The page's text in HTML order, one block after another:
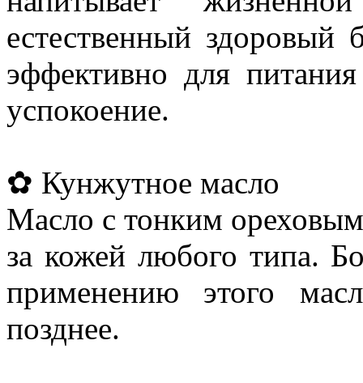
естественный здоровый
эффективно для
успокоение.
✿ Кунжутное масло
Масло с тонким
за кожей любого типа.
применению этого
позднее.